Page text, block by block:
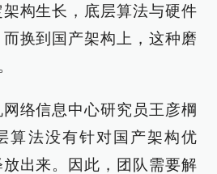
构生长，底层算法与硬件
换到国产架构上，这种磨
络信息中心研究员王彦棡
算法没有针对国产架构优
出来。因此，团队需要解